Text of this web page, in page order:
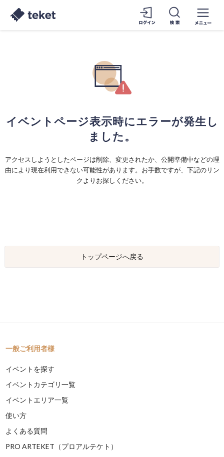
イベントページ表示時にエラーが発生し
ました。
アクセスしようとしたページは削除、変更されたか、公開準備中などの理
由により現在利用できない可能性があります。お手数ですが、下記のリン
クよりお探しください。
トップページへ戻る
一般ご利用者様
イベントを探す
イベントカテゴリ一覧
イベントエリア一覧
使い方
よくある質問
PRO ARTEKET（プロアルテケト）